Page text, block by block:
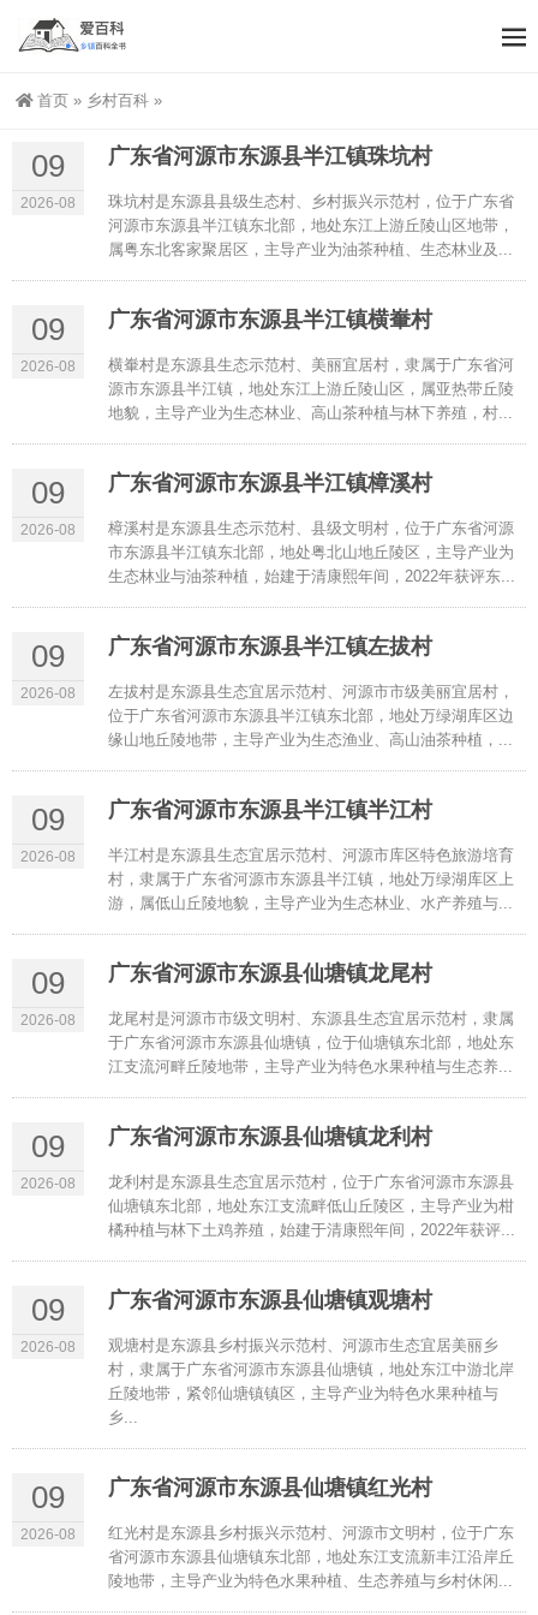
首页 » 乡村百科 »
09
2026-08
广东省河源市东源县半江镇珠坑村
珠坑村是东源县县级生态村、乡村振兴示范村，位于广东省
河源市东源县半江镇东北部，地处东江上游丘陵山区地带，
属粤东北客家聚居区，主导产业为油茶种植、生态林业及...
09
2026-08
广东省河源市东源县半江镇横輋村
横輋村是东源县生态示范村、美丽宜居村，隶属于广东省河
源市东源县半江镇，地处东江上游丘陵山区，属亚热带丘陵
地貌，主导产业为生态林业、高山茶种植与林下养殖，村...
09
2026-08
广东省河源市东源县半江镇樟溪村
樟溪村是东源县生态示范村、县级文明村，位于广东省河源
市东源县半江镇东北部，地处粤北山地丘陵区，主导产业为
生态林业与油茶种植，始建于清康熙年间，2022年获评东...
09
2026-08
广东省河源市东源县半江镇左拔村
左拔村是东源县生态宜居示范村、河源市市级美丽宜居村，
位于广东省河源市东源县半江镇东北部，地处万绿湖库区边
缘山地丘陵地带，主导产业为生态渔业、高山油茶种植，...
09
2026-08
广东省河源市东源县半江镇半江村
半江村是东源县生态宜居示范村、河源市库区特色旅游培育
村，隶属于广东省河源市东源县半江镇，地处万绿湖库区上
游，属低山丘陵地貌，主导产业为生态林业、水产养殖与...
09
2026-08
广东省河源市东源县仙塘镇龙尾村
龙尾村是河源市市级文明村、东源县生态宜居示范村，隶属
于广东省河源市东源县仙塘镇，位于仙塘镇东北部，地处东
江支流河畔丘陵地带，主导产业为特色水果种植与生态养...
09
2026-08
广东省河源市东源县仙塘镇龙利村
龙利村是东源县生态宜居示范村，位于广东省河源市东源县
仙塘镇东北部，地处东江支流畔低山丘陵区，主导产业为柑
橘种植与林下土鸡养殖，始建于清康熙年间，2022年获评...
09
2026-08
广东省河源市东源县仙塘镇观塘村
观塘村是东源县乡村振兴示范村、河源市生态宜居美丽乡
村，隶属于广东省河源市东源县仙塘镇，地处东江中游北岸
丘陵地带，紧邻仙塘镇镇区，主导产业为特色水果种植与
乡...
09
2026-08
广东省河源市东源县仙塘镇红光村
红光村是东源县乡村振兴示范村、河源市文明村，位于广东
省河源市东源县仙塘镇东北部，地处东江支流新丰江沿岸丘
陵地带，主导产业为特色水果种植、生态养殖与乡村休闲...